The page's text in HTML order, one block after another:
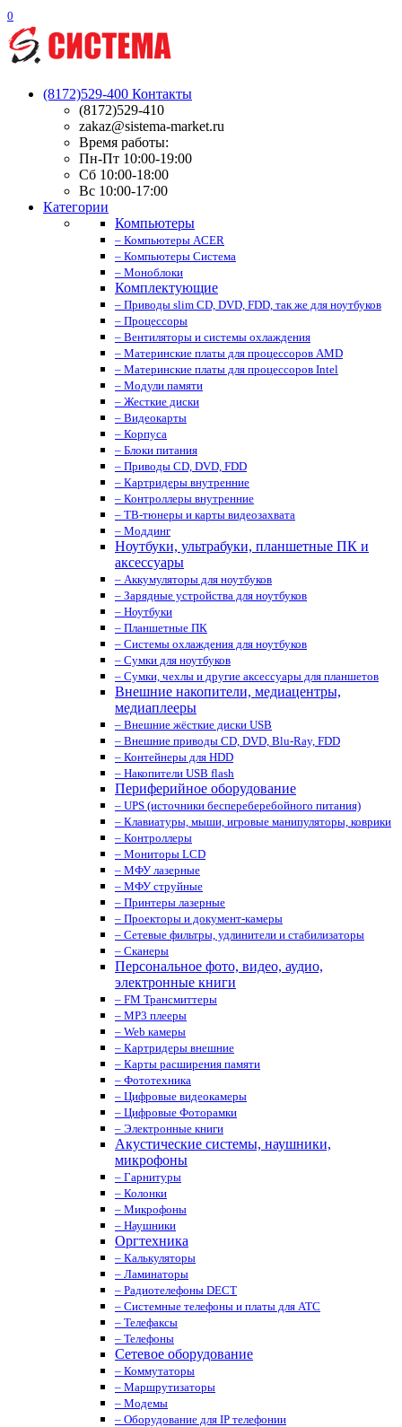
0
(8172)529-400 Контакты
(8172)529-410
zakaz@sistema-market.ru
Время работы:
Пн-Пт 10:00-19:00
Сб 10:00-18:00
Вс 10:00-17:00
Категории
Компьютеры
– Компьютеры ACER
– Компьютеры Система
– Моноблоки
Комплектующие
– Приводы slim CD, DVD, FDD, так же для ноутбуков
– Процессоры
– Вентиляторы и системы охлаждения
– Материнские платы для процессоров AMD
– Материнские платы для процессоров Intel
– Модули памяти
– Жесткие диски
– Видеокарты
– Корпуса
– Блоки питания
– Приводы CD, DVD, FDD
– Картридеры внутренние
– Контроллеры внутренние
– ТВ-тюнеры и карты видеозахвата
– Моддинг
Ноутбуки, ультрабуки, планшетные ПК и
аксессуары
– Аккумуляторы для ноутбуков
– Зарядные устройства для ноутбуков
– Ноутбуки
– Планшетные ПК
– Системы охлаждения для ноутбуков
– Сумки для ноутбуков
– Сумки, чехлы и другие аксессуары для планшетов
Внешние накопители, медиацентры,
медиаплееры
– Внешние жёсткие диски USB
– Внешние приводы CD, DVD, Blu-Ray, FDD
– Контейнеры для HDD
– Накопители USB flash
Периферийное оборудование
– UPS (источники беспереберебойного питания)
– Клавиатуры, мыши, игровые манипуляторы, коврики
– Контроллеры
– Мониторы LCD
– МФУ лазерные
– МФУ струйные
– Принтеры лазерные
– Проекторы и документ-камеры
– Сетевые фильтры, удлинители и стабилизаторы
– Сканеры
Персональное фото, видео, аудио,
электронные книги
– FM Трансмиттеры
– MP3 плееры
– Web камеры
– Картридеры внешние
– Карты расширения памяти
– Фототехника
– Цифровые видеокамеры
– Цифровые Фоторамки
– Электронные книги
Акустические системы, наушники,
микрофоны
– Гарнитуры
– Колонки
– Микрофоны
– Наушники
Оргтехника
– Калькуляторы
– Ламинаторы
– Радиотелефоны DECT
– Системные телефоны и платы для АТС
– Телефаксы
– Телефоны
Сетевое оборудование
– Коммутаторы
– Маршрутизаторы
– Модемы
– Оборудование для IP телефонии